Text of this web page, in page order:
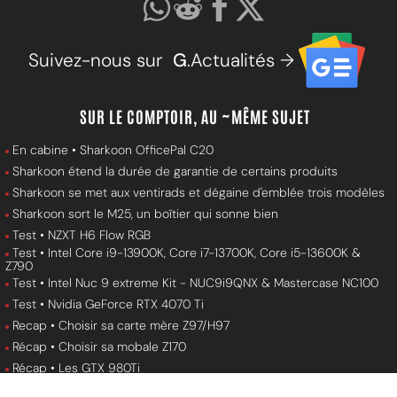
Suivez-nous sur G.Actualités →
SUR LE COMPTOIR, AU ~MÊME SUJET
En cabine • Sharkoon OfficePal C20
Sharkoon étend la durée de garantie de certains produits
Sharkoon se met aux ventirads et dégaine d'emblée trois modèles
Sharkoon sort le M25, un boîtier qui sonne bien
Test • NZXT H6 Flow RGB
Test • Intel Core i9-13900K, Core i7-13700K, Core i5-13600K &
Z790
Test • Intel Nuc 9 extreme Kit - NUC9i9QNX & Mastercase NC100
Test • Nvidia GeForce RTX 4070 Ti
Recap • Choisir sa carte mère Z97/H97
Récap • Choisir sa mobale Z170
Récap • Les GTX 980Ti